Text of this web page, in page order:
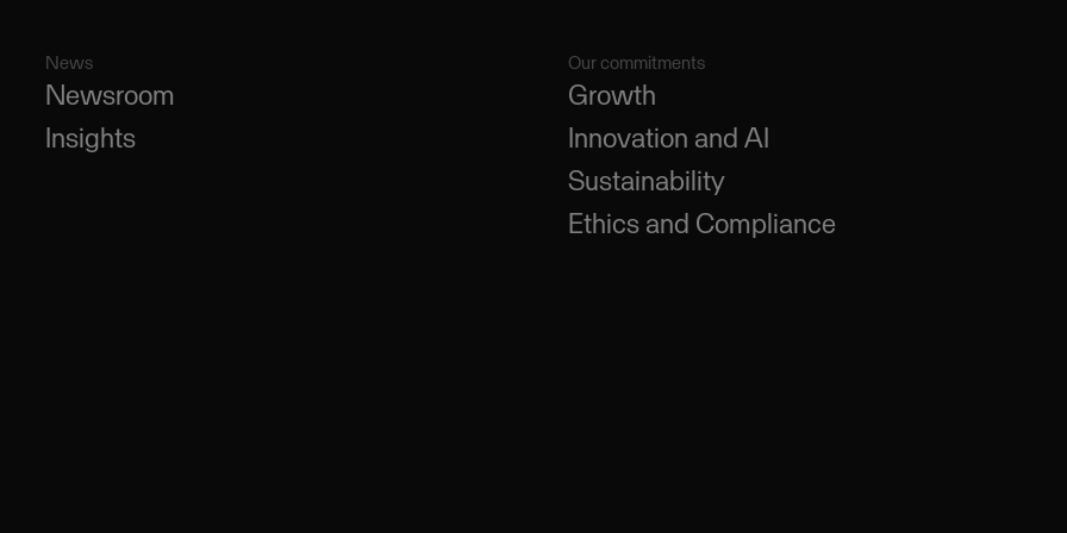
News
Newsroom
Insights
Our commitments
Growth
Innovation and AI
Sustainability
Ethics and Compliance